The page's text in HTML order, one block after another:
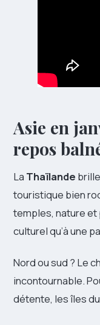
Asie en
repos
La Thaïlande
touristique bien
temples, nature et
culturel qu’à une
Nord ou sud ? Le
incontournable.
détente, les îles